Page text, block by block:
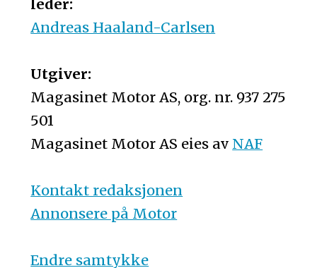
leder:
Andreas Haaland-Carlsen
Utgiver:
Magasinet Motor AS, org. nr. 937 275
501
Magasinet Motor AS eies av NAF
Kontakt redaksjonen
Annonsere på Motor
Endre samtykke